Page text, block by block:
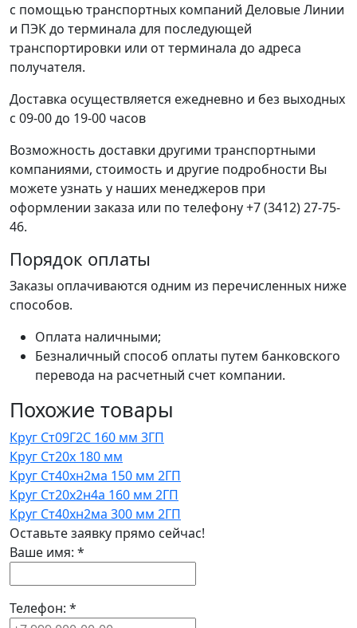
с помощью транспортных компаний Деловые Линии
и ПЭК до терминала для последующей
транспортировки или от терминала до адреса
получателя.
Доставка осуществляется ежедневно и без выходных
с 09-00 до 19-00 часов
Возможность доставки другими транспортными
компаниями, стоимость и другие подробности Вы
можете узнать у наших менеджеров при
оформлении заказа или по телефону +7 (3412) 27-75-
46.
Порядок оплаты
Заказы оплачиваются одним из перечисленных ниже
способов.
Оплата наличными;
Безналичный способ оплаты путем банковского
перевода на расчетный счет компании.
Похожие товары
Круг Ст09Г2С 160 мм 3ГП
Круг Ст20х 180 мм
Круг Ст40хн2ма 150 мм 2ГП
Круг Ст20х2н4а 160 мм 2ГП
Круг Ст40хн2ма 300 мм 2ГП
Оставьте заявку прямо сейчас!
Ваше имя: *
Телефон: *